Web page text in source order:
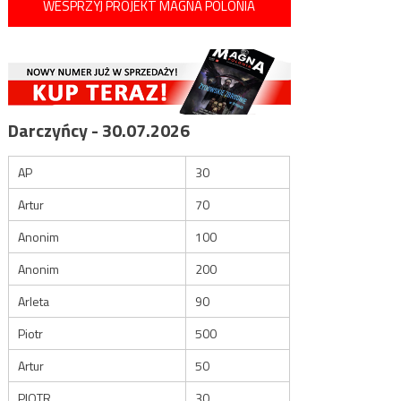
WESPRZYJ PROJEKT MAGNA POLONIA
Darczyńcy - 30.07.2026
AP
30
Artur
70
Anonim
100
Anonim
200
Arleta
90
Piotr
500
Artur
50